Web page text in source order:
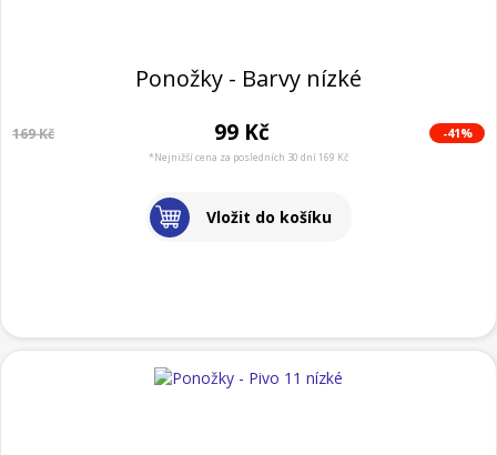
Ponožky - Barvy nízké
169 Kč 99 Kč -41%
*Nejnižší cena za posledních 30 dní 169 Kč
Vložit do košíku